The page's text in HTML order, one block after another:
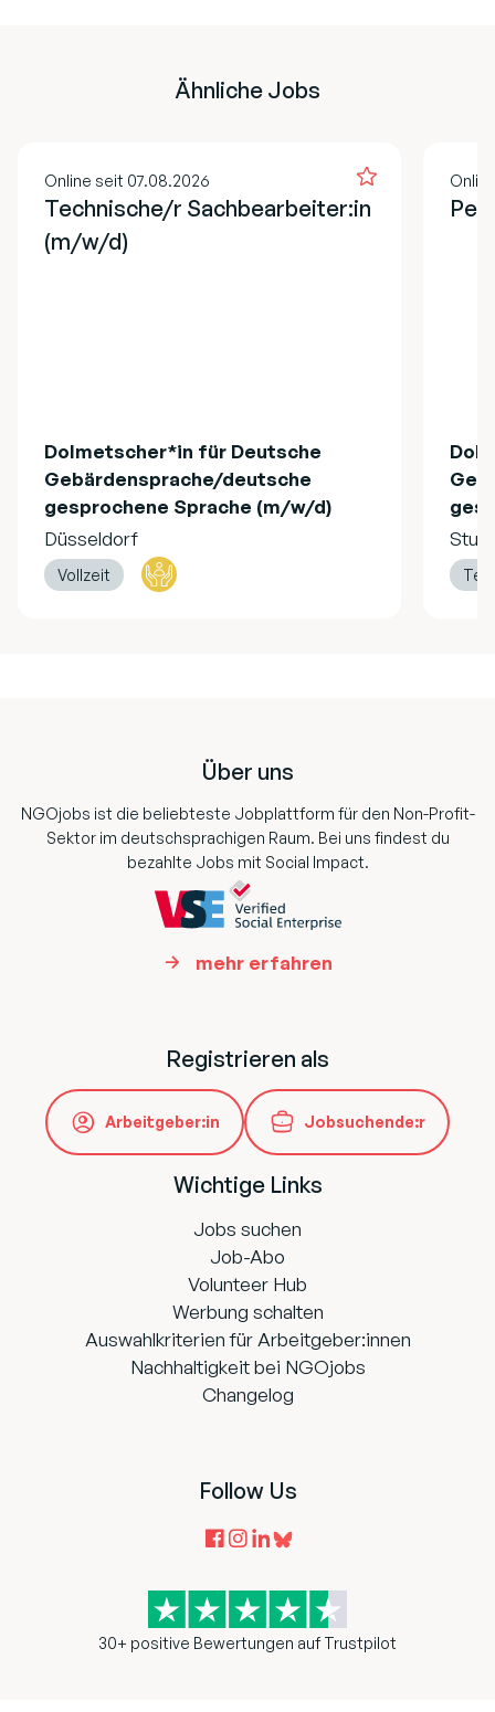
Ähnliche Jobs
Online seit 07.08.2026
Technische/r Sachbearbeiter:in
(m/w/d)
Dolmetscher*in für Deutsche
Gebärdensprache/deutsche
gesprochene Sprache (m/w/d)
Düsseldorf
Vollzeit
Über uns
NGOjobs ist die beliebteste Jobplattform für den Non-Profit-
Sektor im deutschsprachigen Raum. Bei uns findest du
bezahlte Jobs mit Social Impact.
mehr erfahren
Registrieren als
Arbeitgeber:in Jobsuchende:r
Wichtige Links
Jobs suchen
Job-Abo
Volunteer Hub
Werbung schalten
Auswahlkriterien für Arbeitgeber:innen
Nachhaltigkeit bei NGOjobs
Changelog
Follow Us
30+ positive Bewertungen auf Trustpilot